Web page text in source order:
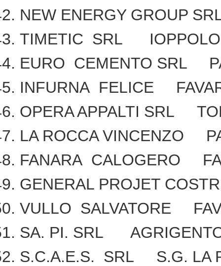
NEW ENERGY GROUP
TIMETIC SRL IOPPOLO
EURO CEMENTO SRL
INFURNA FELICE
OPERA APPALTI SRL
LA ROCCA VINCENZO
FANARA CALOGERO
GENERAL PROJET
VULLO SALVATORE
SA. PI. SRL
S.C.A.E.S. SRL S.G. LA